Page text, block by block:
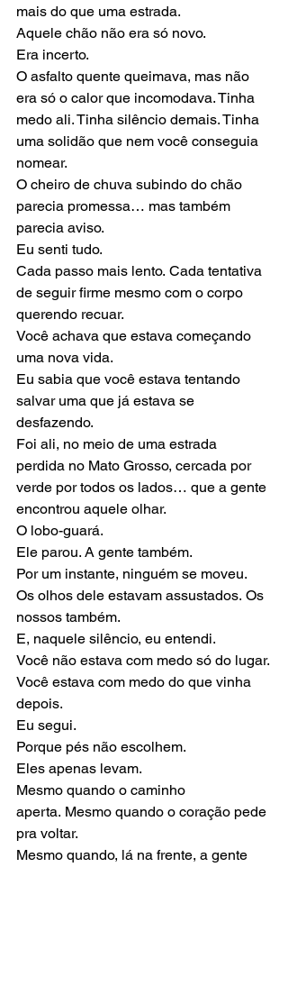
mais do que uma estrada.
Aquele chão não era só novo.
Era incerto.
O asfalto quente queimava, mas não
era só o calor que incomodava. Tinha
medo ali. Tinha silêncio demais. Tinha
uma solidão que nem você conseguia
nomear.
O cheiro de chuva subindo do chão
parecia promessa… mas também
parecia aviso.
Eu senti tudo.
Cada passo mais lento. Cada tentativa
de seguir firme mesmo com o corpo
querendo recuar.
Você achava que estava começando
uma nova vida.
Eu sabia que você estava tentando
salvar uma que já estava se
desfazendo.
Foi ali, no meio de uma estrada
perdida no Mato Grosso, cercada por
verde por todos os lados… que a gente
encontrou aquele olhar.
O lobo-guará.
Ele parou. A gente também.
Por um instante, ninguém se moveu.
Os olhos dele estavam assustados. Os
nossos também.
E, naquele silêncio, eu entendi.
Você não estava com medo só do lugar.
Você estava com medo do que vinha
depois.
Eu segui.
Porque pés não escolhem.
Eles apenas levam.
Mesmo quando o caminho
aperta. Mesmo quando o coração pede
pra voltar.
Mesmo quando, lá na frente, a gente